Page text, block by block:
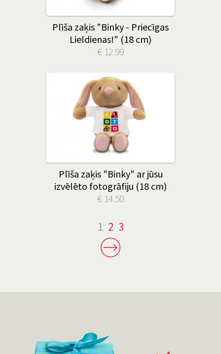
Plīša zaķis "Binky - Priecīgas
Lieldienas!" (18 cm)
€ 12.99
Plīša zaķis "Binky" ar jūsu
izvēlēto fotogrāfiju (18 cm)
€ 14.50
1 2 3